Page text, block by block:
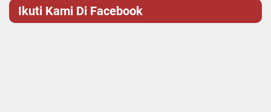
Ikuti Kami Di Facebook